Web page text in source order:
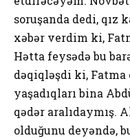
soruşanda dedi, qız
xəbər verdim ki,
Hətta feysədə bu
dəqiqləşdi ki,
yaşadıqları bina
qədər aralıdaymış.
olduğunu deyəndə,